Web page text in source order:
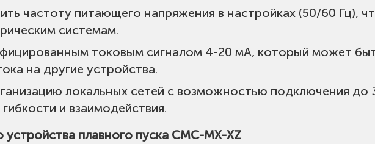
частоту питающего напряжения в настройках (50/60 Гц),
системам.
токовым сигналом 4-20 мА, который может
на другие устройства.
локальных сетей с возможностью подключения до
и взаимодействия.
плавного пуска CMC-MX-XZ
принудительное воздушное охлаждение
моря до 2000 м; Температура окр. среды: -25-+45 °C;
конденсата); Атмосфера не должна содержать